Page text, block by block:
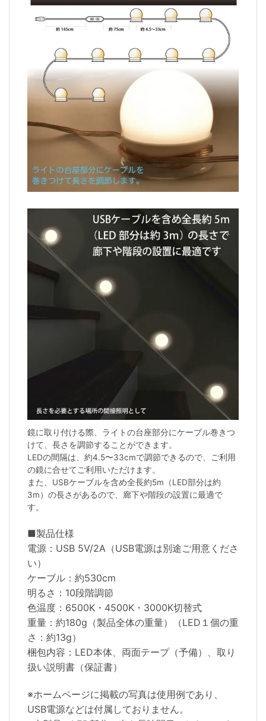
鏡に取り付ける際、ライトの台座部分にケーブル巻きつ
けて、長さを調節することができます。
LEDの間隔は、約4.5〜33cmで調節できるので、ご利用
の鏡に合せてご利用いただけます。
また、USBケーブルを含め全長約5m（LED部分は約
3m）の長さがあるので、廊下や階段の設置に最適で
す。
■製品仕様
電源：USB 5V/2A（USB電源は別途ご用意くださ
い）
ケーブル：約530cm
明るさ：10段階調節
色温度：6500K・4500K・3000K切替式
重量：約180g（製品全体の重量）（LED１個の重
さ：約13g）
梱包内容：LED本体、両面テープ（予備）、取り
扱い説明書（保証書）
※ホームページに掲載の写真は使用例であり、
USB電源などは付属しておりません。